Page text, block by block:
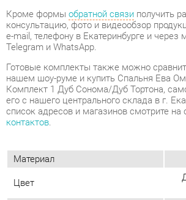
Готовые комплекты также можно сравнить
нашем шоу-руме и купить Спальня Ева
Комплект 1 Дуб Сонома/Дуб Тортона,
его с нашего центрального склада в г.
список адресов и магазинов смотрите на
контактов
Материал
Цвет
Размеры спального места
кровати, см
Стиль интерьера